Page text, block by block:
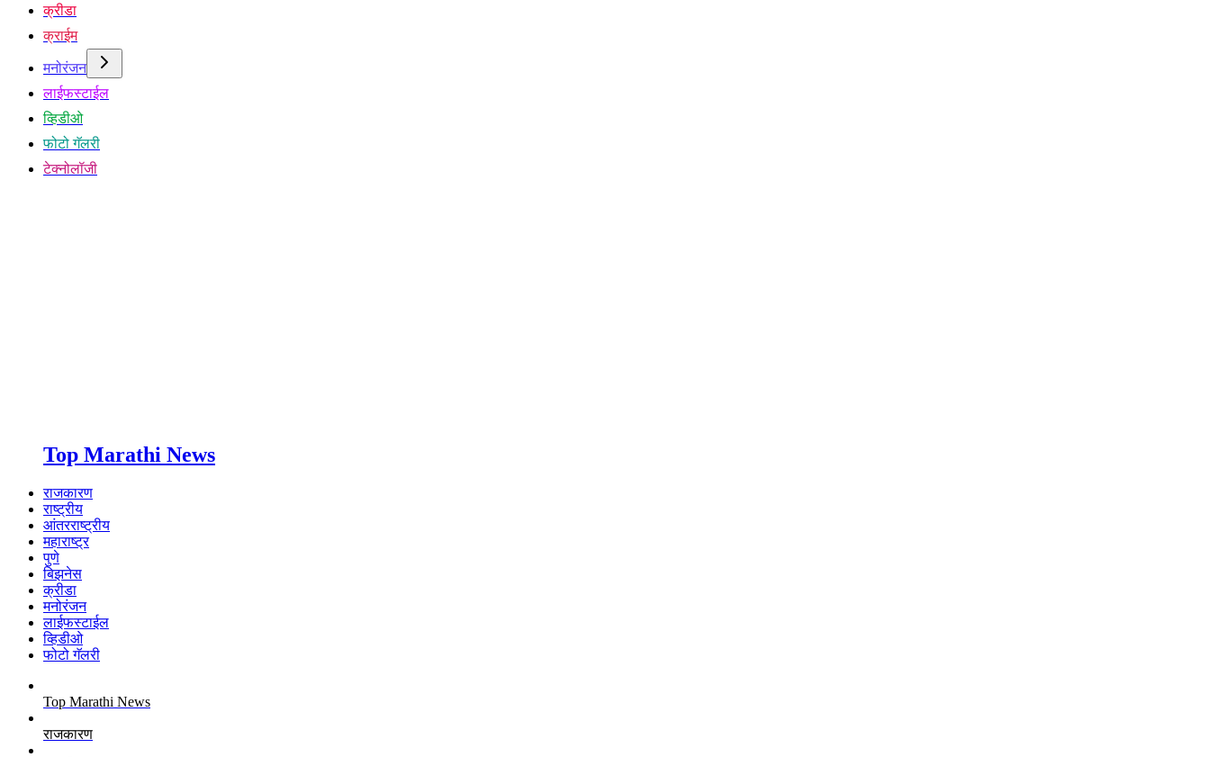
क्रीडा
क्राईम
मनोरंजन
लाईफस्टाईल
व्हिडीओ
फोटो गॅलरी
टेक्नोलॉजी
Top Marathi News
राजकारण
राष्ट्रीय
आंतरराष्ट्रीय
महाराष्ट्र
पुणे
बिझनेस
क्रीडा
मनोरंजन
लाईफस्टाईल
व्हिडीओ
फोटो गॅलरी
Top Marathi News
राजकारण